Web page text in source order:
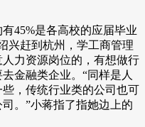
45%是各高校的应届毕业
兴赶到杭州，学工商管理
力资源岗位的，有想做行
金融类企业。“同样是人
，传统行业类的公司也可
。”小蒋指了指她边上的